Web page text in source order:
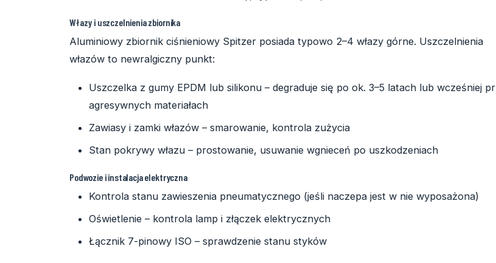
Włazy i uszczelnienia zbiornika
Aluminiowy zbiornik ciśnieniowy Spitzer posiada typowo 2–4 włazy górne. Uszczelnienia
włazów to newralgiczny punkt:
Uszczelka z gumy EPDM lub silikonu – degraduje się po ok. 3–5 latach lub wcześniej
agresywnych materiałach
Zawiasy i zamki włazów – smarowanie, kontrola zużycia
Stan pokrywy włazu – prostowanie, usuwanie wgnieceń po uszkodzeniach
Podwozie i instalacja elektryczna
Kontrola stanu zawieszenia pneumatycznego (jeśli naczepa jest w nie wyposażona)
Oświetlenie – kontrola lamp i złączek elektrycznych
Łącznik 7-pinowy ISO – sprawdzenie stanu styków